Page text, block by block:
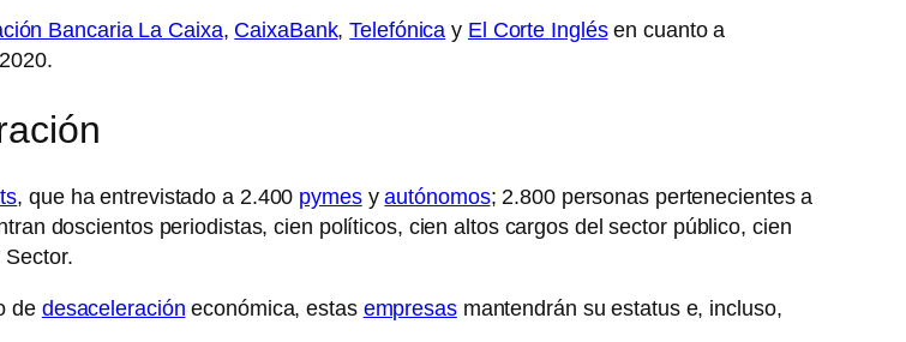
Bancaria La Caixa, CaixaBank,Telefónica y El Corte Inglésen cuanto a
, que ha entrevistado a 2.400 pymesyautónomos; 2.800 personas pertenecientes a
doscientos periodistas, cien políticos, cien altos cargos del sector público, cien
de desaceleración económica, estas empresasmantendrán su estatus e, incluso,